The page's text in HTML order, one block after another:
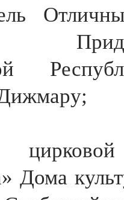
цирковой
Дома